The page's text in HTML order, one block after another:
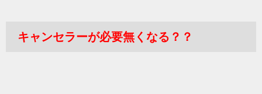
キャンセラーが必要無くなる？？